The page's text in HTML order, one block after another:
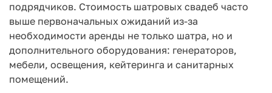
подрядчиков. Стоимость шатровых свадеб часто
выше первоначальных ожиданий из-за
необходимости аренды не только шатра, но и
дополнительного оборудования: генераторов,
мебели, освещения, кейтеринга и санитарных
помещений.